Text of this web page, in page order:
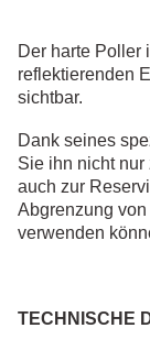
Der harte Poller
reflektierenden
sichtbar.
Dank seines
Sie ihn nicht
auch zur
Abgrenzung
verwenden
TECHNISCHE